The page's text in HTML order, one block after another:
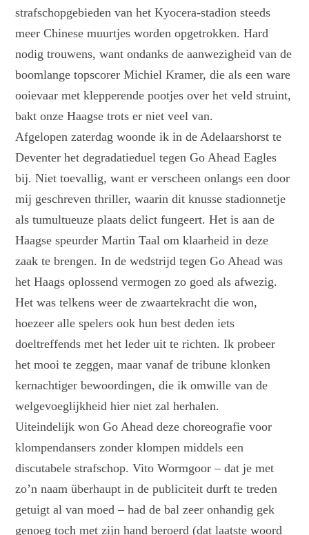
strafschopgebieden van het Kyocera-stadion steeds
meer Chinese muurtjes worden opgetrokken. Hard
nodig trouwens, want ondanks de aanwezigheid van de
boomlange topscorer Michiel Kramer, die als een ware
ooievaar met klepperende pootjes over het veld struint,
bakt onze Haagse trots er niet veel van.
Afgelopen zaterdag woonde ik in de Adelaarshorst te
Deventer het degradatieduel tegen Go Ahead Eagles
bij. Niet toevallig, want er verscheen onlangs een door
mij geschreven thriller, waarin dit knusse stadionnetje
als tumultueuze plaats delict fungeert. Het is aan de
Haagse speurder Martin Taal om klaarheid in deze
zaak te brengen. In de wedstrijd tegen Go Ahead was
het Haags oplossend vermogen zo goed als afwezig.
Het was telkens weer de zwaartekracht die won,
hoezeer alle spelers ook hun best deden iets
doeltreffends met het leder uit te richten. Ik probeer
het mooi te zeggen, maar vanaf de tribune klonken
kernachtiger bewoordingen, die ik omwille van de
welgevoeglijkheid hier niet zal herhalen.
Uiteindelijk won Go Ahead deze choreografie voor
klompendansers zonder klompen middels een
discutabele strafschop. Vito Wormgoor – dat je met
zo’n naam überhaupt in de publiciteit durft te treden
getuigt al van moed – had de bal zeer onhandig gek
genoeg toch met zijn hand beroerd (dat laatste woord